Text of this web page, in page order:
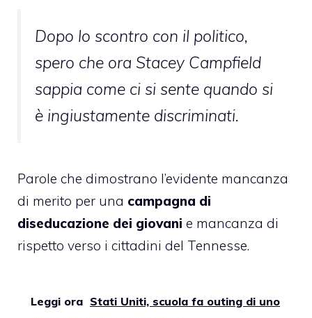
Dopo lo scontro con il politico,
spero che ora Stacey Campfield
sappia come ci si sente quando si
è ingiustamente discriminati.
Parole che dimostrano l’evidente mancanza
di merito per una campagna di
diseducazione dei giovani e mancanza di
rispetto verso i cittadini del Tennesse.
Leggi ora Stati Uniti, scuola fa outing di uno